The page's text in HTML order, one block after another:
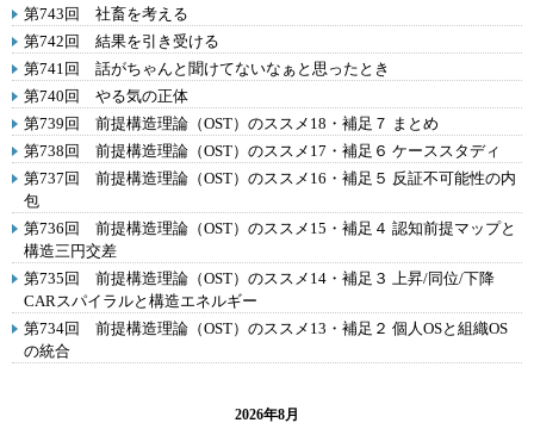
第743回 社畜を考える
第742回 結果を引き受ける
第741回 話がちゃんと聞けてないなぁと思ったとき
第740回 やる気の正体
第739回 前提構造理論（OST）のススメ18・補足７ まとめ
第738回 前提構造理論（OST）のススメ17・補足６ ケーススタディ
第737回 前提構造理論（OST）のススメ16・補足５ 反証不可能性の内
包
第736回 前提構造理論（OST）のススメ15・補足４ 認知前提マップと
構造三円交差
第735回 前提構造理論（OST）のススメ14・補足３ 上昇/同位/下降
CARスパイラルと構造エネルギー
第734回 前提構造理論（OST）のススメ13・補足２ 個人OSと組織OS
の統合
2026年8月